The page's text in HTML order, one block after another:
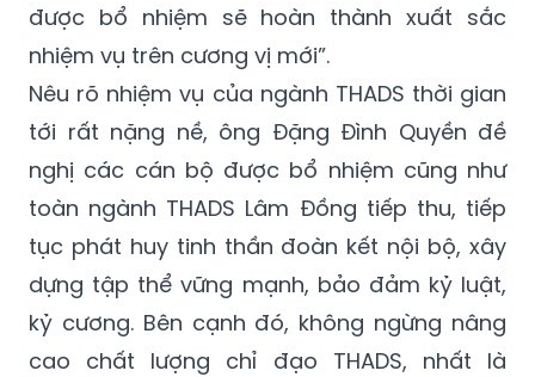
được bổ nhiệm sẽ hoàn thành xuất sắc
nhiệm vụ trên cương vị mới”.
Nêu rõ nhiệm vụ của ngành THADS thời gian
tới rất nặng nề, ông Đặng Đình Quyền đề
nghị các cán bộ được bổ nhiệm cũng như
toàn ngành THADS Lâm Đồng tiếp thu, tiếp
tục phát huy tinh thần đoàn kết nội bộ, xây
dựng tập thể vững mạnh, bảo đảm kỷ luật,
kỷ cương. Bên cạnh đó, không ngừng nâng
cao chất lượng chỉ đạo THADS, nhất là